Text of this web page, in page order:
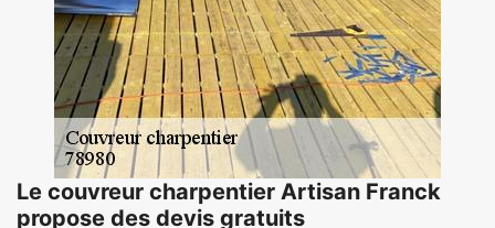
Le couvreur charpentier Artisan Franck
propose des devis gratuits